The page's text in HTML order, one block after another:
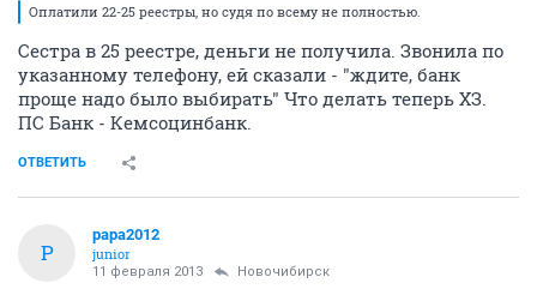
Оплатили 22-25 реестры, но судя по всему не полностью.
Сестра в 25 реестре, деньги не получила. Звонила по
указанному телефону, ей сказали - "ждите, банк
проще надо было выбирать" Что делать теперь ХЗ.
ПС Банк - Кемсоцинбанк.
ОТВЕТИТЬ
P
papa2012
junior
11 февраля 2013 Новочибирск